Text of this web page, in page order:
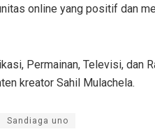
online yang positif dan
Permainan, Televisi, dan
kreator Sahil Mulachela.
Sandiaga uno